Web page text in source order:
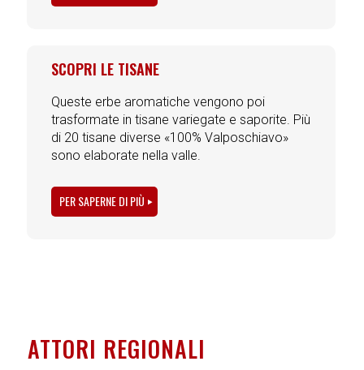
SCOPRI LE TISANE
Queste erbe aromatiche vengono poi
trasformate in tisane variegate e saporite. Più
di 20 tisane diverse «100% Valposchiavo»
sono elaborate nella valle.
PER SAPERNE DI PIÙ
ATTORI REGIONALI